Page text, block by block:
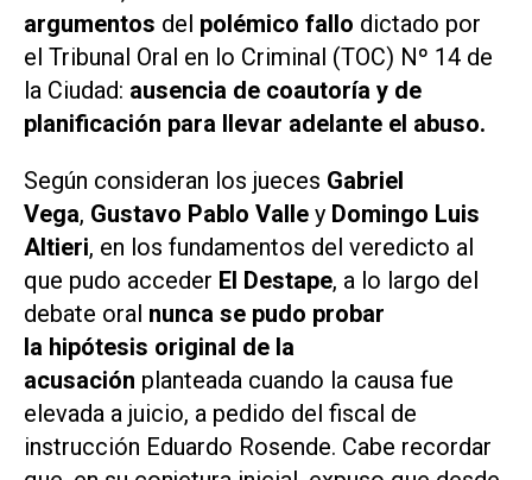
argumentos del polémico fallo dictado por
el Tribunal Oral en lo Criminal (TOC) Nº 14 de
la Ciudad: ausencia de coautoría y de
planificación para llevar adelante el abuso.
Según consideran los jueces Gabriel
Vega, Gustavo Pablo Valle y Domingo Luis
Altieri, en los fundamentos del veredicto al
que pudo acceder El Destape, a lo largo del
debate oral nunca se pudo probar
la hipótesis original de la
acusación planteada cuando la causa fue
elevada a juicio, a pedido del fiscal de
instrucción Eduardo Rosende. Cabe recordar